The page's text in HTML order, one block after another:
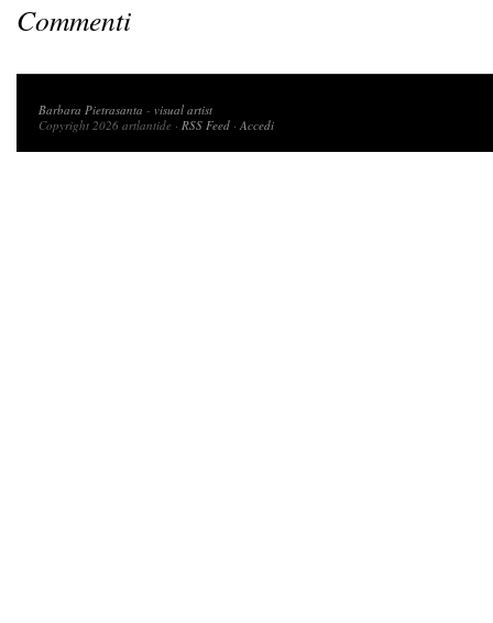
Commenti
Barbara Pietrasanta - visual artist
Copyright 2026 artlantide · RSS Feed ·Accedi